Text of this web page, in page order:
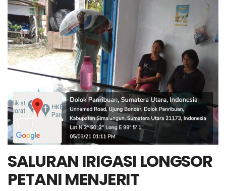
SALURAN IRIGASI LONGSOR
PETANI MENJERIT